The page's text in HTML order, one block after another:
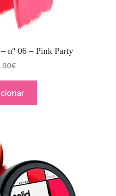
nº 06 – Pink Party
€